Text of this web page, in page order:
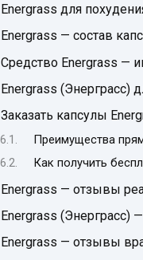
Energrass для
Energrass — состав
Средство Energrass —
Energrass (Энерграсс)
Заказать капсулы
Преимущества
Как получить
Energrass — отзывы
Energrass (Энерграсс)
Energrass — отзывы